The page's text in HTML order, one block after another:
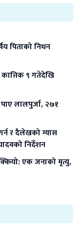
पिताको निधन
९ गतेदेखि
लालपुर्जा, २७१
र दैलेखको ग्यास
निर्देशन
एक जनाको मृत्यु,